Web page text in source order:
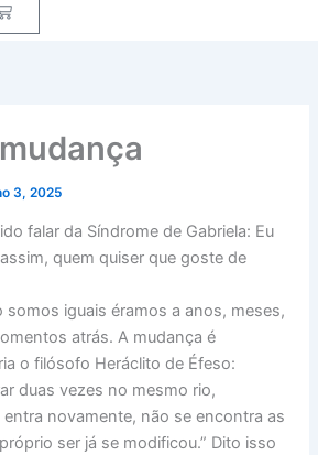
3, 2025
falar da Síndrome de Gabriela: Eu
quem quiser que goste de
somos iguais éramos a anos, meses,
atrás. A mudança é
o filósofo Heráclito de Éfeso:
duas vezes no mesmo rio,
novamente, não se encontra as
ser já se modificou.” Dito isso